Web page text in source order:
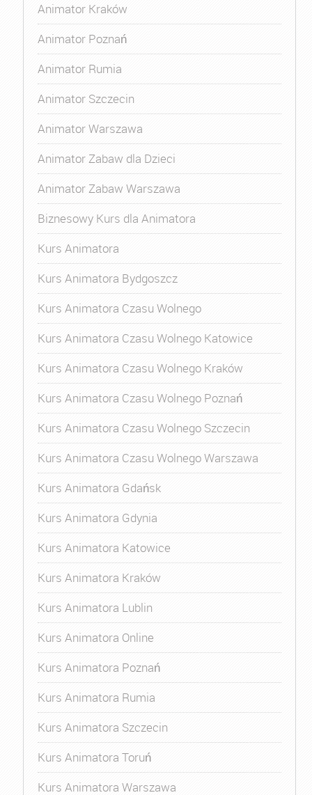
Animator Kraków
Animator Poznań
Animator Rumia
Animator Szczecin
Animator Warszawa
Animator Zabaw dla Dzieci
Animator Zabaw Warszawa
Biznesowy Kurs dla Animatora
Kurs Animatora
Kurs Animatora Bydgoszcz
Kurs Animatora Czasu Wolnego
Kurs Animatora Czasu Wolnego Katowice
Kurs Animatora Czasu Wolnego Kraków
Kurs Animatora Czasu Wolnego Poznań
Kurs Animatora Czasu Wolnego Szczecin
Kurs Animatora Czasu Wolnego Warszawa
Kurs Animatora Gdańsk
Kurs Animatora Gdynia
Kurs Animatora Katowice
Kurs Animatora Kraków
Kurs Animatora Lublin
Kurs Animatora Online
Kurs Animatora Poznań
Kurs Animatora Rumia
Kurs Animatora Szczecin
Kurs Animatora Toruń
Kurs Animatora Warszawa